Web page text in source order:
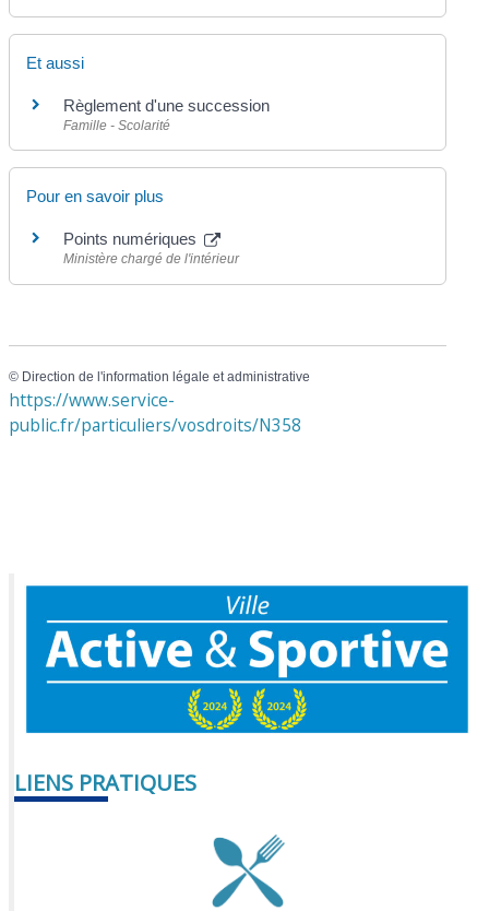
Et aussi
Règlement d'une succession
Famille - Scolarité
Pour en savoir plus
Points numériques
Ministère chargé de l'intérieur
© Direction de l'information légale et administrative
https://www.service-
public.fr/particuliers/vosdroits/N358
LIENS PRATIQUES